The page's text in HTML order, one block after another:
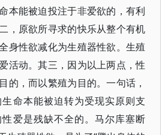
本能被迫投注于非爱欲的，有利
，原欲所寻求的快乐从整个有机
身性欲减化为生殖器性欲。生殖
活动。其三，因为以上两点，性
的，而以繁殖为目的。一句话，
命本能被迫转为受现实原则支
爱是残缺不全的。马尔库塞断